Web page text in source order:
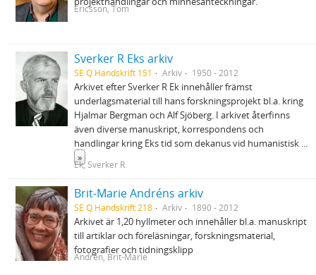
Ericsson, Tom
Sverker R Eks arkiv
SE Q Handskrift 151 Arkiv 1950 - 2012
Arkivet efter Sverker R Ek innehåller främst
underlagsmaterial till hans forskningsprojekt bl.a. kring
Hjalmar Bergman och Alf Sjöberg. I arkivet återfinns
även diverse manuskript, korrespondens och
handlingar kring Eks tid som dekanus vid humanistisk ...
»
Ek, Sverker R
Brit-Marie Andréns arkiv
SE Q Handskrift 218 Arkiv 1890 - 2012
Arkivet är 1,20 hyllmeter och innehåller bl.a. manuskript
till artiklar och föreläsningar, forskningsmaterial,
fotografier och tidningsklipp
Andrén, Brit-Marie